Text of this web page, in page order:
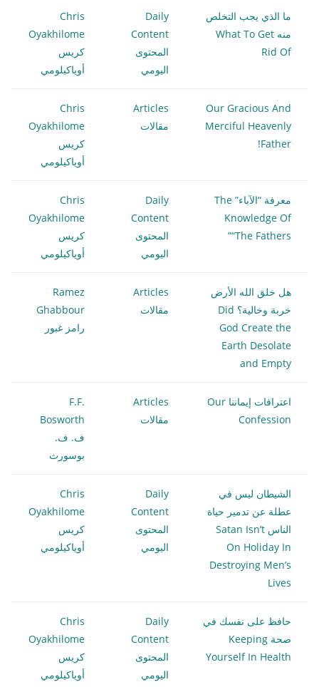
ما الذي يجب التخلص
منه What To Get
Rid Of
Daily
Content
المحتوى
اليومي
Chris
Oyakhilome
كريس
أوياكيلومي
Our Gracious And
Merciful Heavenly
Father!
Articles
مقالات
Chris
Oyakhilome
كريس
أوياكيلومي
معرفة “الآباء” The
Knowledge Of
“The Fathers”
Daily
Content
المحتوى
اليومي
Chris
Oyakhilome
كريس
أوياكيلومي
هل خلق الله الأرض
خربة وخالية؟ Did
God Create the
Earth Desolate
and Empty
Articles
مقالات
Ramez
Ghabbour
رامز غبور
اعترافات إيماننا Our
Confession
Articles
مقالات
F.F.
Bosworth
ف. ف.
بوسورث
الشيطان ليس في
عطلة عن تدمير حياة
الناس Satan Isn’t
On Holiday In
Destroying Men’s
Lives
Daily
Content
المحتوى
اليومي
Chris
Oyakhilome
كريس
أوياكيلومي
حافظ على نفسك في
صحة Keeping
Yourself In Health
Daily
Content
المحتوى
اليومي
Chris
Oyakhilome
كريس
أوياكيلومي